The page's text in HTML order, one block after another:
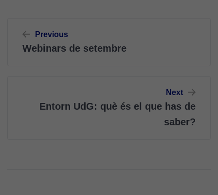
d'entrades
Previous
Webinars de setembre
Next
Entorn UdG: què és el que has de
saber?